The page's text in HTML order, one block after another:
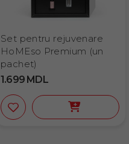
Set pentru rejuvenare
HoMEso Premium (un
pachet)
1.699 MDL